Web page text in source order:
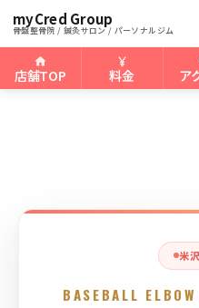
myCred Group
骨盤整骨院 / 鍼灸サロン / パーソナルジム
店舗TOP 料金 ア
ホーム › 米沢骨盤整骨院
米
BASEBALL